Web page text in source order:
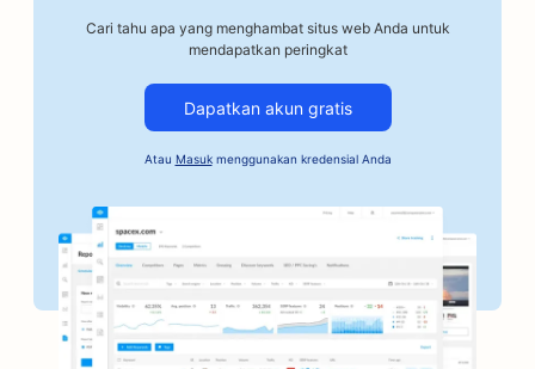
SEO untuk Bengkel Mobil
SEO untuk Bisnis Otomotif
SEO untuk Toko Roti
SEO untuk Tempat Pangkas Rambut
SEO untuk Butik
Cari tahu apa yang menghambat situs web Anda untuk
mendapatkan peringkat
Dapatkan akun gratis
Atau Masukmenggunakan kredensial Anda